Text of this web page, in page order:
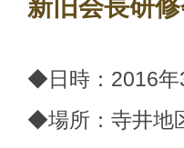
新旧会長研
◆日時：2016年
◆場所：寺井地